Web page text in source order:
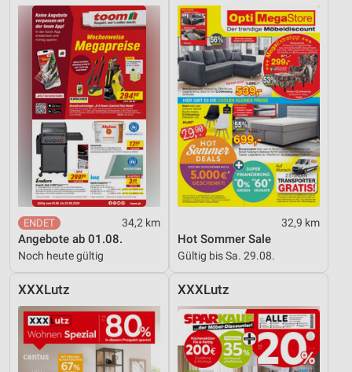
34,2 km
Angebote ab 01.08.
Noch heute gültig
32,9 km
Hot Sommer Sale
Gültig bis Sa. 29.08.
XXXLutz XXXLutz